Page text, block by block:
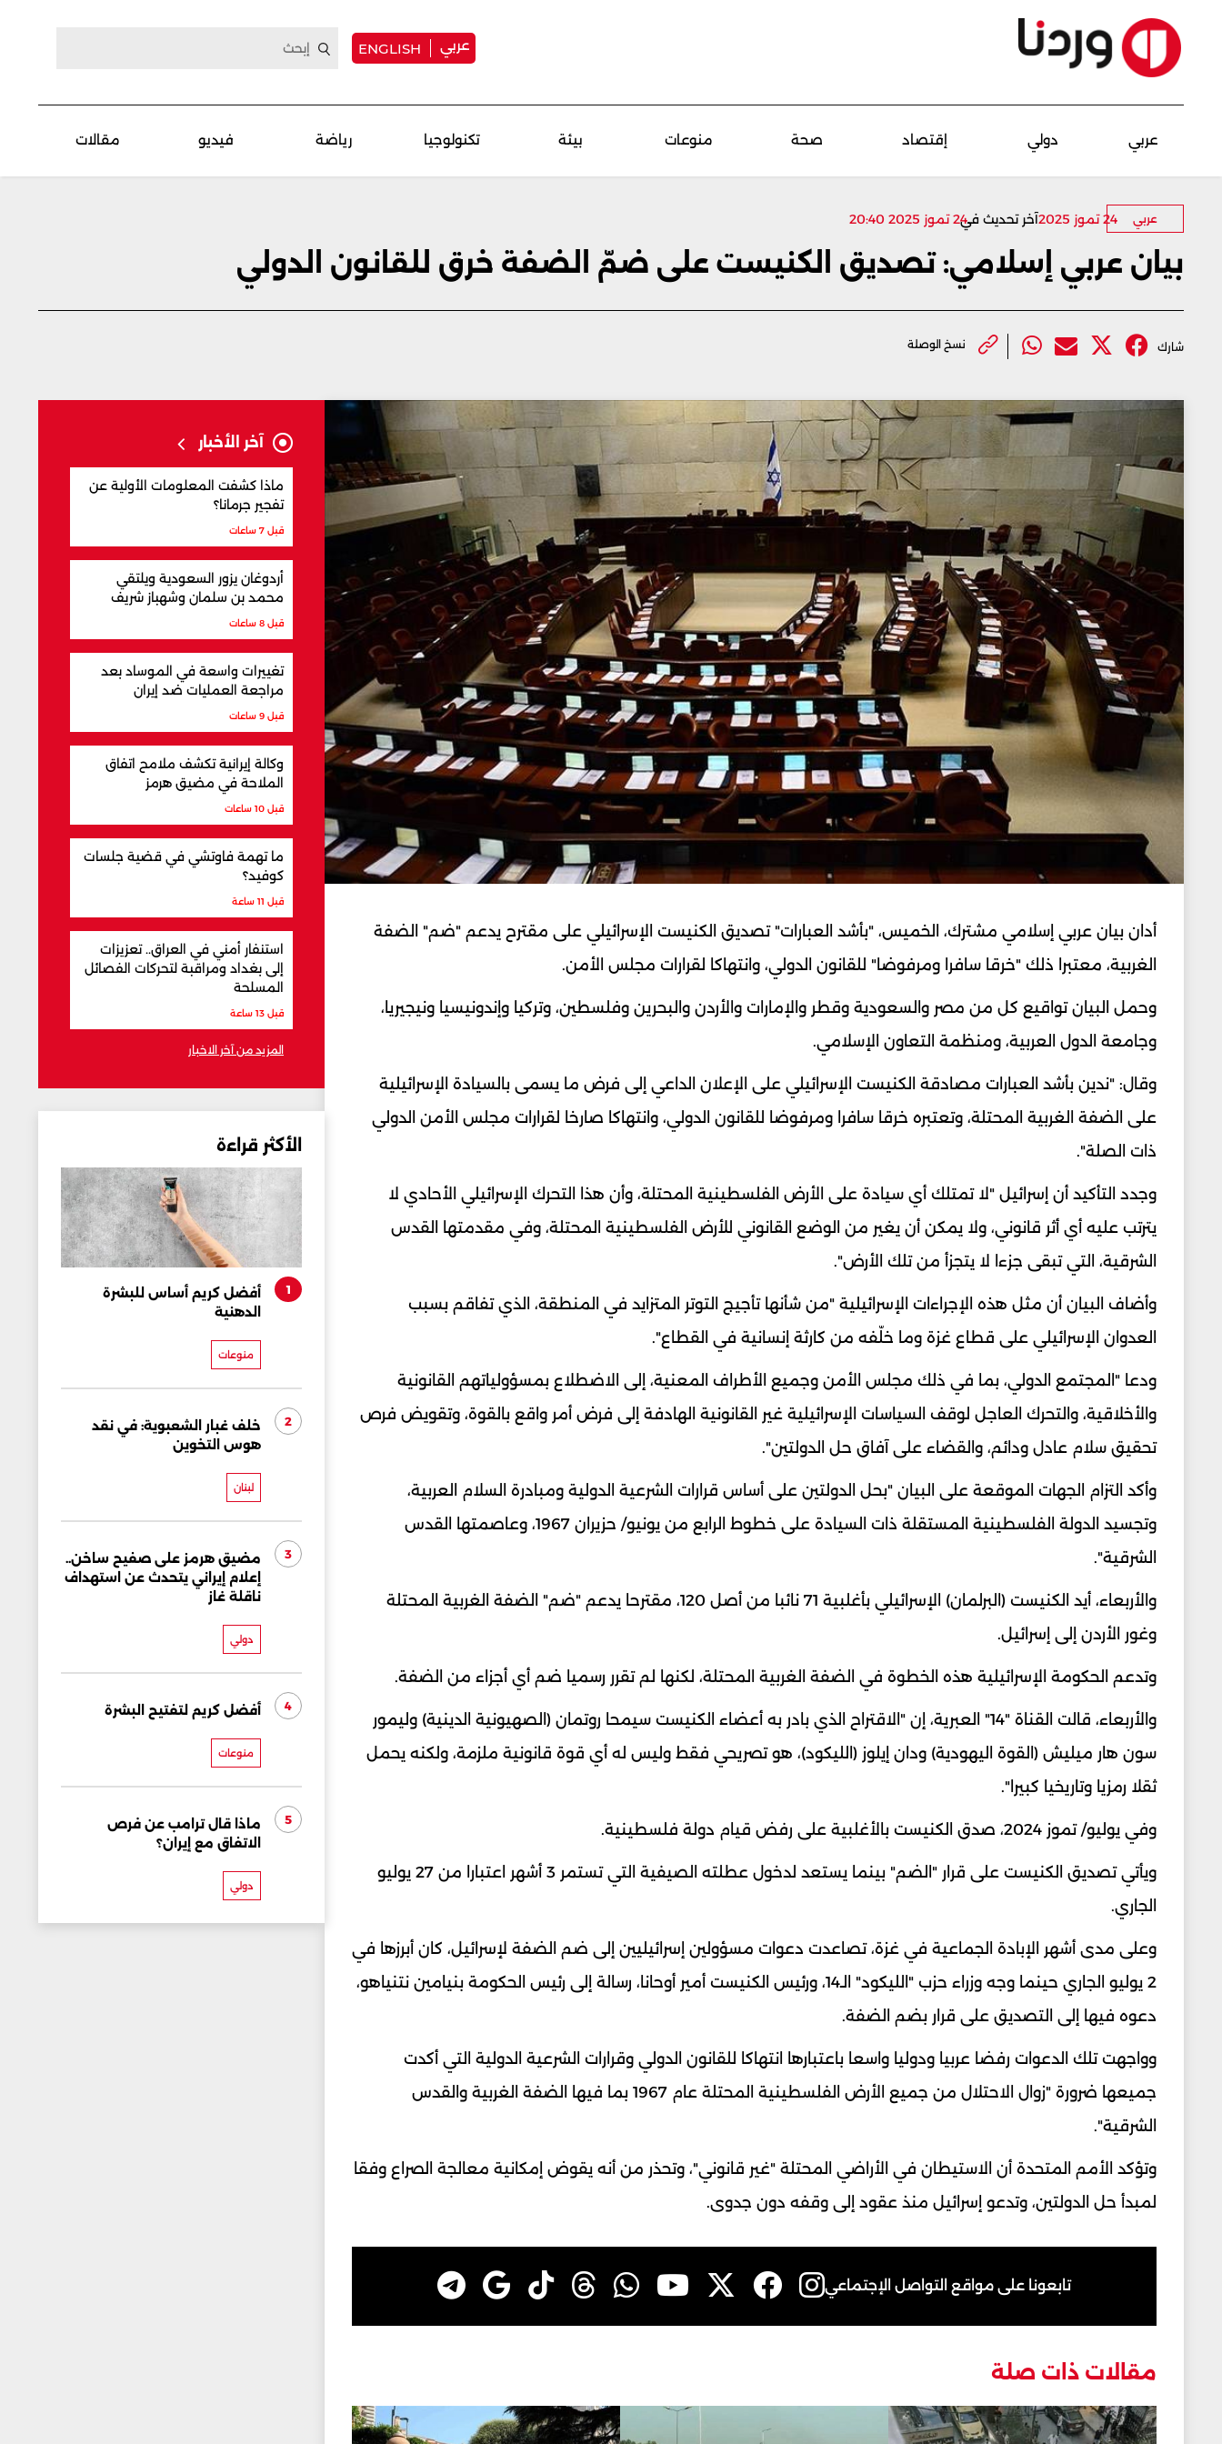
عربي ENGLISH
عربي دولي إقتصاد صحة منوعات بيئة تكنولوجيا رياضة فيديو مقالات
عربي 24 تموز 2025 آخر تحديث في
24 تموز 2025 20:40
بيان عربي إسلامي: تصديق الكنيست على ضمّ الضفة خرق للقانون الدولي
شارك نسخ الوصلة
أدان بيان عربي إسلامي مشترك، الخميس، "بأشد العبارات" تصديق الكنيست الإسرائيلي على مقترح يدعم "ضم" الضفة
الغربية، معتبرا ذلك "خرقا سافرا ومرفوضا" للقانون الدولي، وانتهاكا لقرارات مجلس الأمن.
وحمل البيان تواقيع كل من مصر والسعودية وقطر والإمارات والأردن والبحرين وفلسطين، وتركيا وإندونيسيا ونيجيريا،
وجامعة الدول العربية، ومنظمة التعاون الإسلامي.
وقال: "ندين بأشد العبارات مصادقة الكنيست الإسرائيلي على الإعلان الداعي إلى فرض ما يسمى بالسيادة الإسرائيلية
على الضفة الغربية المحتلة، وتعتبره خرقا سافرا ومرفوضا للقانون الدولي، وانتهاكا صارخا لقرارات مجلس الأمن الدولي
ذات الصلة".
وجدد التأكيد أن إسرائيل "لا تمتلك أي سيادة على الأرض الفلسطينية المحتلة، وأن هذا التحرك الإسرائيلي الأحادي لا
يترتب عليه أي أثر قانوني، ولا يمكن أن يغير من الوضع القانوني للأرض الفلسطينية المحتلة، وفي مقدمتها القدس
الشرقية، التي تبقى جزءا لا يتجزأ من تلك الأرض".
وأضاف البيان أن مثل هذه الإجراءات الإسرائيلية "من شأنها تأجيج التوتر المتزايد في المنطقة، الذي تفاقم بسبب
العدوان الإسرائيلي على قطاع غزة وما خلّفه من كارثة إنسانية في القطاع".
ودعا "المجتمع الدولي، بما في ذلك مجلس الأمن وجميع الأطراف المعنية، إلى الاضطلاع بمسؤولياتهم القانونية
والأخلاقية، والتحرك العاجل لوقف السياسات الإسرائيلية غير القانونية الهادفة إلى فرض أمر واقع بالقوة، وتقويض فرص
تحقيق سلام عادل ودائم، والقضاء على آفاق حل الدولتين".
وأكد التزام الجهات الموقعة على البيان "بحل الدولتين على أساس قرارات الشرعية الدولية ومبادرة السلام العربية،
وتجسيد الدولة الفلسطينية المستقلة ذات السيادة على خطوط الرابع من يونيو/ حزيران 1967، وعاصمتها القدس
الشرقية".
والأربعاء، أيد الكنيست (البرلمان) الإسرائيلي بأغلبية 71 نائبا من أصل 120، مقترحا يدعم "ضم" الضفة الغربية المحتلة
وغور الأردن إلى إسرائيل.
وتدعم الحكومة الإسرائيلية هذه الخطوة في الضفة الغربية المحتلة، لكنها لم تقرر رسميا ضم أي أجزاء من الضفة.
والأربعاء، قالت القناة "14" العبرية، إن "الاقتراح الذي بادر به أعضاء الكنيست سيمحا روتمان (الصهيونية الدينية) وليمور
سون هار ميليش (القوة اليهودية) ودان إيلوز (الليكود)، هو تصريحي فقط وليس له أي قوة قانونية ملزمة، ولكنه يحمل
ثقلا رمزيا وتاريخيا كبيرا".
وفي يوليو/ تموز 2024، صدق الكنيست بالأغلبية على رفض قيام دولة فلسطينية.
ويأتي تصديق الكنيست على قرار "الضم" بينما يستعد لدخول عطلته الصيفية التي تستمر 3 أشهر اعتبارا من 27 يوليو
الجاري.
وعلى مدى أشهر الإبادة الجماعية في غزة، تصاعدت دعوات مسؤولين إسرائيليين إلى ضم الضفة لإسرائيل، كان أبرزها في
2 يوليو الجاري حينما وجه وزراء حزب "الليكود" الـ14، ورئيس الكنيست أمير أوحانا، رسالة إلى رئيس الحكومة بنيامين نتنياهو،
دعوه فيها إلى التصديق على قرار بضم الضفة.
وواجهت تلك الدعوات رفضا عربيا ودوليا واسعا باعتبارها انتهاكا للقانون الدولي وقرارات الشرعية الدولية التي أكدت
جميعها ضرورة "زوال الاحتلال من جميع الأرض الفلسطينية المحتلة عام 1967 بما فيها الضفة الغربية والقدس
الشرقية".
وتؤكد الأمم المتحدة أن الاستيطان في الأراضي المحتلة "غير قانوني"، وتحذر من أنه يقوض إمكانية معالجة الصراع وفقا
لمبدأ حل الدولتين، وتدعو إسرائيل منذ عقود إلى وقفه دون جدوى.
تابعونا على مواقع التواصل الإجتماعي
مقالات ذات صلة
آخر الأخبار
ماذا كشفت المعلومات الأولية عن
تفجير جرمانا؟
قبل 7 ساعات
أردوغان يزور السعودية ويلتقي
محمد بن سلمان وشهباز شريف
قبل 8 ساعات
تغييرات واسعة في الموساد بعد
مراجعة العمليات ضد إيران
قبل 9 ساعات
وكالة إيرانية تكشف ملامح اتفاق
الملاحة في مضيق هرمز
قبل 10 ساعات
ما تهمة فاوتشي في قضية جلسات
كوفيد؟
قبل 11 ساعة
استنفار أمني في العراق.. تعزيزات
إلى بغداد ومراقبة لتحركات الفصائل
المسلحة
قبل 13 ساعة
المزيد من آخر الاخبار
الأكثر قراءة
1
أفضل كريم أساس للبشرة
الدهنية
منوعات
2
خلف غبار الشعبوية: في نقد
هوس التخوين
لبنان
3
مضيق هرمز على صفيح ساخن..
إعلام إيراني يتحدث عن استهداف
ناقلة غاز
دولي
4 أفضل كريم لتفتيح البشرة
منوعات
5
ماذا قال ترامب عن فرص
الاتفاق مع إيران؟
دولي